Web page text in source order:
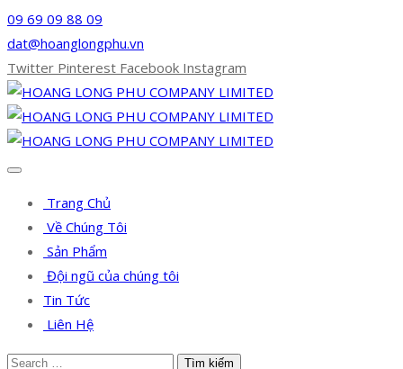
09 69 09 88 09
dat@hoanglongphu.vn
Twitter Pinterest Facebook Instagram
Trang Chủ
Về Chúng Tôi
Sản Phẩm
Đội ngũ của chúng tôi
Tin Tức
Liên Hệ